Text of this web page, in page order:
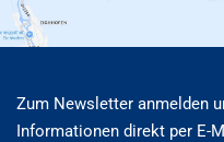
Zum Newsletter anmelden
Informationen direkt per E-